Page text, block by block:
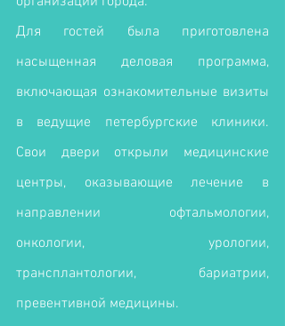
Для гостей была приготовлена
насыщенная деловая программа,
включающая ознакомительные визиты
в ведущие петербургские клиники.
Свои двери открыли медицинские
центры, оказывающие лечение в
направлении офтальмологии,
онкологии, урологии,
трансплантологии, бариатрии,
превентивной медицины.